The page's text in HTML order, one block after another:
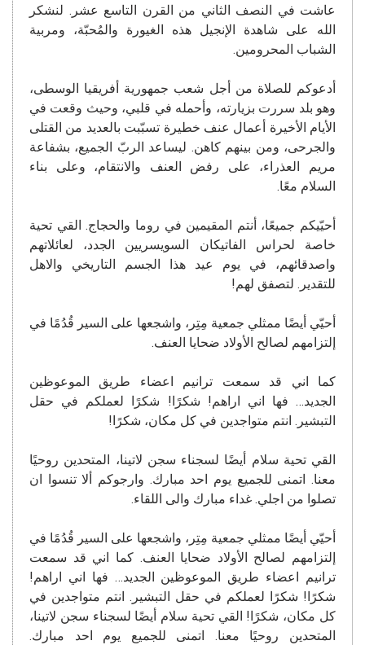
عاشت في النصف الثاني من القرن التاسع عشر. لنشكر
الله على شاهدة الإنجيل هذه الغيورة والمُحبّة، ومربية
الشباب المحرومين.
أدعوكم للصلاة من أجل شعب جمهورية أفريقيا الوسطى،
وهو بلد سررت بزيارته، وأحمله في قلبي، وحيث وقعت في
الأيام الأخيرة أعمال عنف خطيرة تسبّبت بالعديد من القتلى
والجرحى، ومن بينهم كاهن. ليساعد الربّ الجميع، بشفاعة
مريم العذراء، على رفض العنف والانتقام، وعلى بناء
السلام معًا.
أحيّيكم جميعًا، أنتم المقيمين في روما والحجاج. القي تحية
خاصة لحراس الفاتيكان السويسريين الجدد، لعائلاتهم
واصدقائهم، في يوم عيد هذا الجسم التاريخي والاهل
للتقدير. لتصفق لهم!
أحيّي أيضًا ممثلي جمعية مِتِر، واشجعها على السير قُدُمًا في
إلتزامهم لصالح الأولاد ضحايا العنف.
كما اني قد سمعت ترانيم اعضاء طريق الموعوظين
الجديد… فها اني اراهم! شكرًا! شكرًا لعملكم في حقل
التبشير. انتم متواجدين في كل مكان، شكرًا!
القي تحية سلام أيضًا لسجناء سجن لاتينا، المتحدين روحيًا
معنا. اتمنى للجميع يوم احد مبارك. وارجوكم ألا تنسوا ان
تصلوا من اجلي. غداء مبارك والى اللقاء.
أحيّي أيضًا ممثلي جمعية مِتِر، واشجعها على السير قُدُمًا في
إلتزامهم لصالح الأولاد ضحايا العنف. كما اني قد سمعت
ترانيم اعضاء طريق الموعوظين الجديد… فها اني اراهم!
شكرًا! شكرًا لعملكم في حقل التبشير. انتم متواجدين في
كل مكان، شكرًا! القي تحية سلام أيضًا لسجناء سجن لاتينا،
المتحدين روحيًا معنا. اتمنى للجميع يوم احد مبارك.